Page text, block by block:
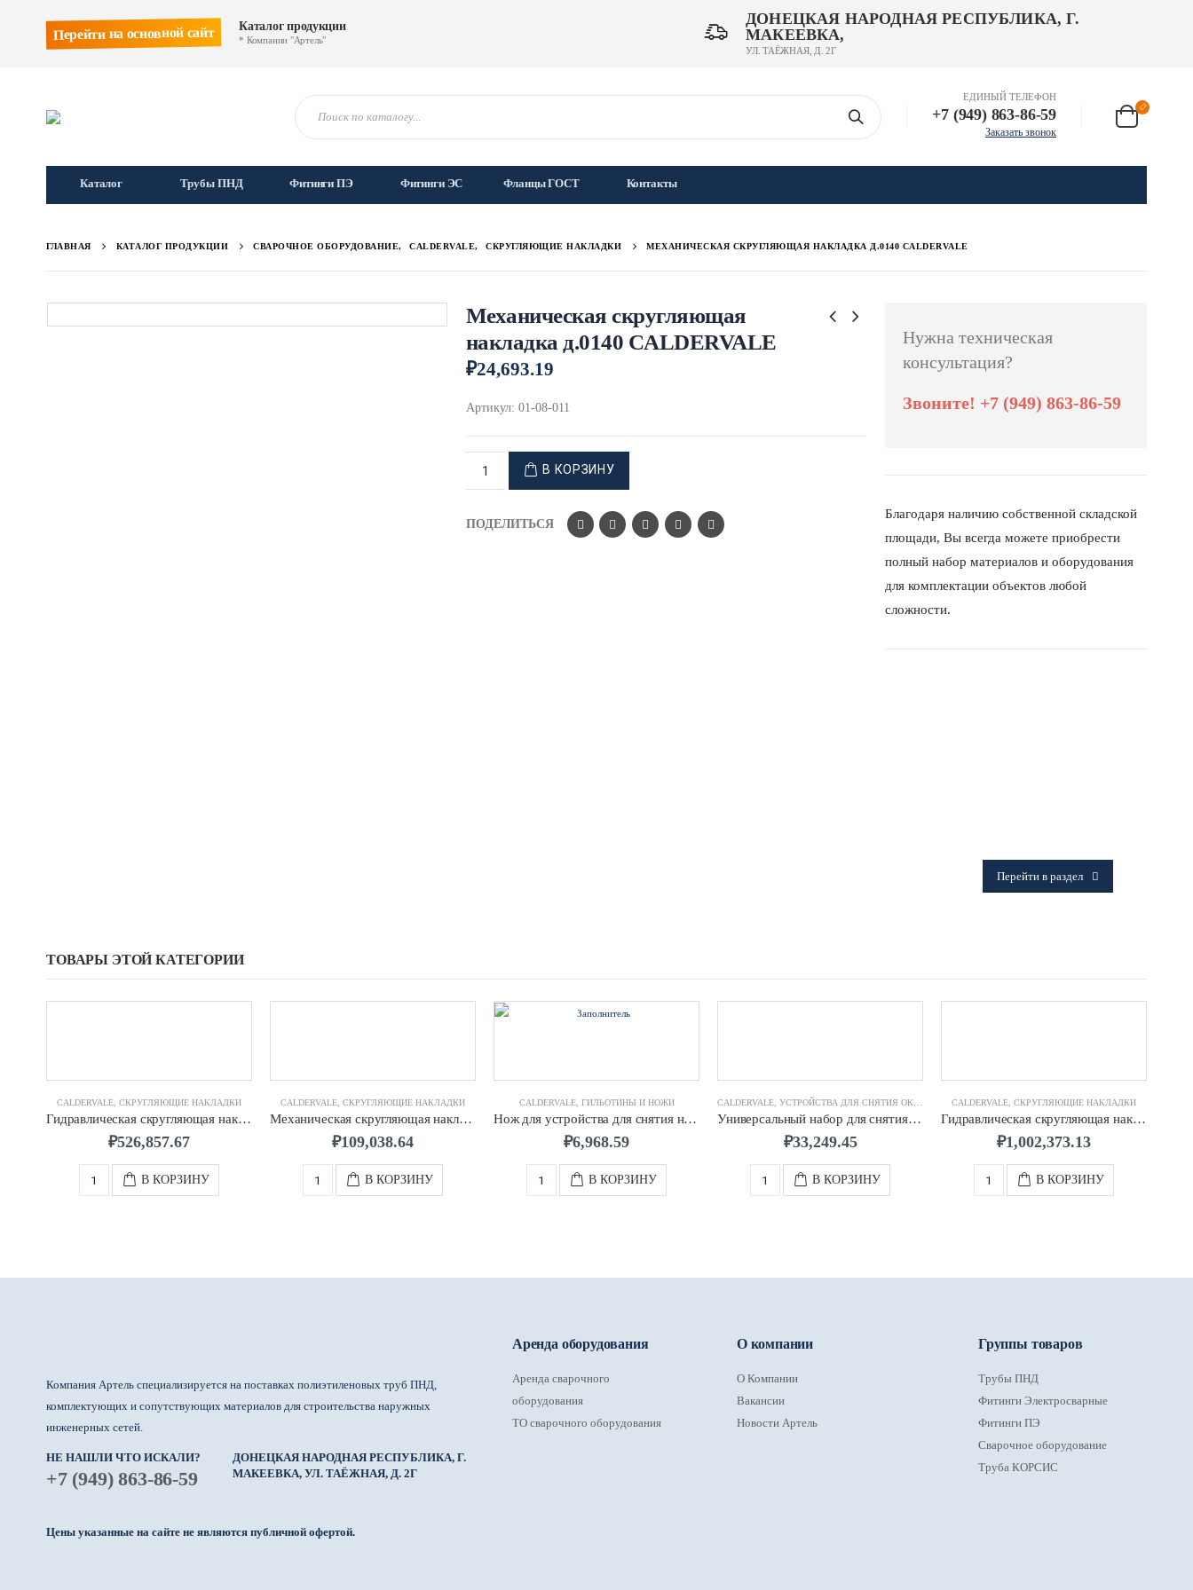
ДОНЕЦКАЯ НАРОДНАЯ РЕСПУБЛИКА, Г.
МАКЕЕВКА,
УЛ. ТАЁЖНАЯ, Д. 2Г
Перейти на основной сайт Каталог продукции
* Компании "Артель"
ЕДИНЫЙ ТЕЛЕФОН
+7 (949) 863-86-59
Заказать звонок
Каталог Трубы ПНД Фитинги ПЭ Фитинги ЭС Фланцы ГОСТ Контакты
ГЛАВНАЯ КАТАЛОГ ПРОДУКЦИИ СВАРОЧНОЕ ОБОРУДОВАНИЕ, CALDERVALE, СКРУГЛЯЮЩИЕ НАКЛАДКИ МЕХАНИЧЕСКАЯ СКРУГЛЯЮЩАЯ НАКЛАДКА Д.0140 CALDERVALE
Механическая скругляющая
накладка д.0140 CALDERVALE
₽24,693.19
Артикул: 01-08-011
В КОРЗИНУ
ПОДЕЛИТЬСЯ
Нужна техническая
консультация?
Звоните! +7 (949) 863-86-59
Благодаря наличию собственной складской
площади, Вы всегда можете приобрести
полный набор материалов и оборудования
для комплектации объектов любой
сложности.
Перейти в раздел
ТОВАРЫ ЭТОЙ КАТЕГОРИИ
CALDERVALE СКРУГЛЯЮЩИЕ НАКЛАДКИ
Гидравлическая скругляющая накладка д.0630 CALDERVALE
₽526,857.67
В КОРЗИНУ
CALDERVALE СКРУГЛЯЮЩИЕ НАКЛАДКИ
Механическая скругляющая накладка д.0280 CALDERVALE
₽109,038.64
В КОРЗИНУ
CALDERVALE, ГИЛЬОТИНЫ И НОЖИ
Нож для устройства для снятия наружного грата для ПЭ труб д.0075-0400 CALDERVALE
₽6,968.59
В КОРЗИНУ
CALDERVALE УСТРОЙСТВА ДЛЯ СНЯТИЯ ОКСИДНОГО СЛОЯ И ГРАТА
Универсальный набор для снятия оксидного слоя д.0032-0063 SDR11 CALDERVALE
₽33,249.45
В КОРЗИНУ
CALDERVALE СКРУГЛЯЮЩИЕ НАКЛАДКИ
Гидравлическая скругляющая накладка д.0800 CALDERVALE
₽1,002,373.13
В КОРЗИНУ
Компания Артель специализируется на поставках полиэтиленовых труб ПНД,
комплектующих и сопутствующих материалов для строительства наружных
инженерных сетей.
НЕ НАШЛИ ЧТО ИСКАЛИ?
+7 (949) 863-86-59
ДОНЕЦКАЯ НАРОДНАЯ РЕСПУБЛИКА, Г.
МАКЕЕВКА, УЛ. ТАЁЖНАЯ, Д. 2Г
Цены указанные на сайте не являются публичной офертой.
Аренда оборудования
Аренда сварочного
оборудования
ТО сварочного оборудования
О компании
О Компании
Вакансии
Новости Артель
Группы товаров
Трубы ПНД
Фитинги Электросварные
Фитинги ПЭ
Сварочное оборудование
Труба КОРСИС